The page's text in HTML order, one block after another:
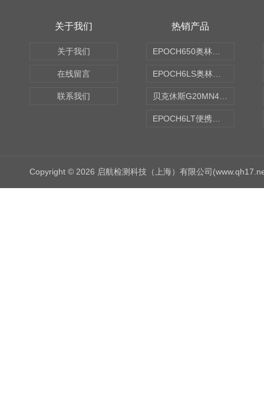
关于我们
关于我们
在线留言
联系我们
热销产品
Copyright © 2026 启航检测科技（上海）有限公司